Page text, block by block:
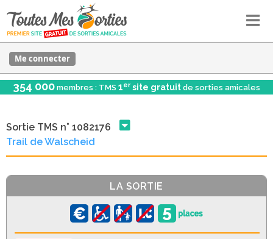
Me connecter
354 000 membres : TMS 1er site gratuit de sorties amicales
Sortie TMS n° 1082176
Trail de Walscheid
LA SORTIE